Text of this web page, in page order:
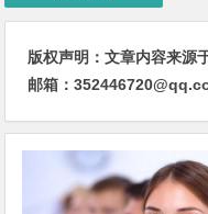
版权声明：文章内容来源
邮箱：